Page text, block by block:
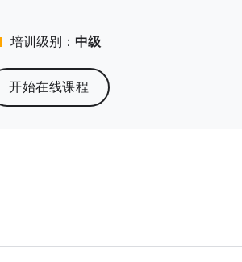
培训级别： 中级
开始在线课程